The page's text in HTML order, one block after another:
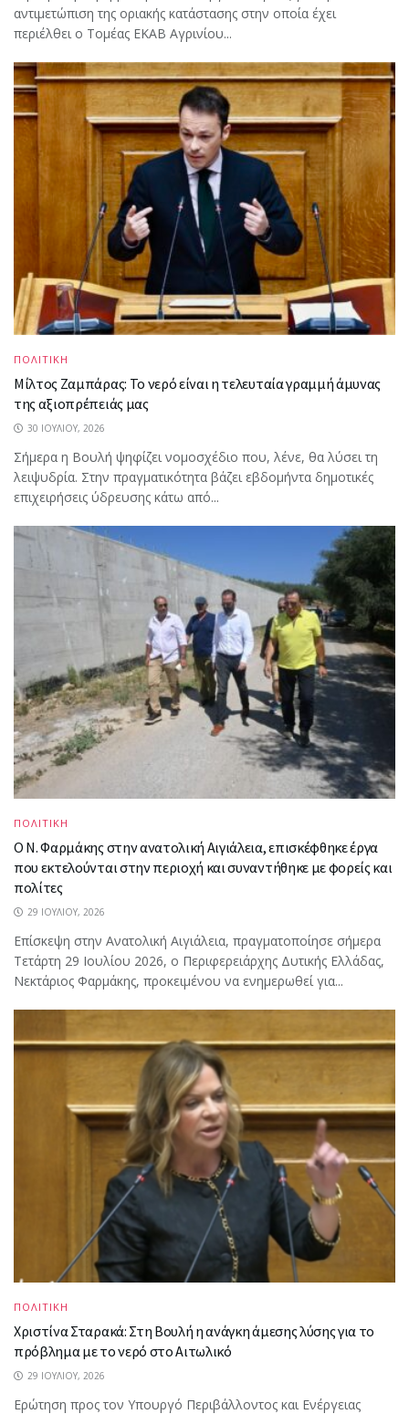
αντιμετώπιση της οριακής κατάστασης στην οποία έχει
περιέλθει ο Τομέας ΕΚΑΒ Αγρινίου...
ΠΟΛΙΤΙΚΗ
Μίλτος Ζαμπάρας: Το νερό είναι η τελευταία γραμμή άμυνας
της αξιοπρέπειάς μας
30 ΙΟΥΛΊΟΥ, 2026
Σήμερα η Βουλή ψηφίζει νομοσχέδιο που, λένε, θα λύσει τη
λειψυδρία. Στην πραγματικότητα βάζει εβδομήντα δημοτικές
επιχειρήσεις ύδρευσης κάτω από...
ΠΟΛΙΤΙΚΗ
Ο Ν. Φαρμάκης στην ανατολική Αιγιάλεια, επισκέφθηκε έργα
που εκτελούνται στην περιοχή και συναντήθηκε με φορείς και
πολίτες
29 ΙΟΥΛΊΟΥ, 2026
Επίσκεψη στην Ανατολική Αιγιάλεια, πραγματοποίησε σήμερα
Τετάρτη 29 Ιουλίου 2026, ο Περιφερειάρχης Δυτικής Ελλάδας,
Νεκτάριος Φαρμάκης, προκειμένου να ενημερωθεί για...
ΠΟΛΙΤΙΚΗ
Χριστίνα Σταρακά: Στη Βουλή η ανάγκη άμεσης λύσης για το
πρόβλημα με το νερό στο Αιτωλικό
29 ΙΟΥΛΊΟΥ, 2026
Ερώτηση προς τον Υπουργό Περιβάλλοντος και Ενέργειας